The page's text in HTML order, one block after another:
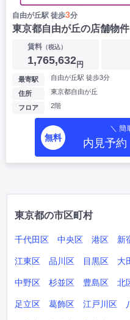
自由が丘駅 徒歩3分
東京都自由が丘の店舗物件
賃料 （税込）
1,765,632円
最寄駅 自由が丘駅 徒歩3分
住所 東京都自由が丘
フロア 2階
無料
＼ 簡
内見予
東京都の市区町村
千代田区 中央区 港区 新
江東区 品川区 目黒区 大
中野区 杉並区 豊島区 北
足立区 葛飾区 江戸川区